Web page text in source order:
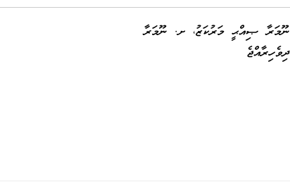
ނޫމަރާ ޞިއްޙީ މަރުކަޒު، ށ. ނޫމަރާ
ދިވެހިރާއްޖެ